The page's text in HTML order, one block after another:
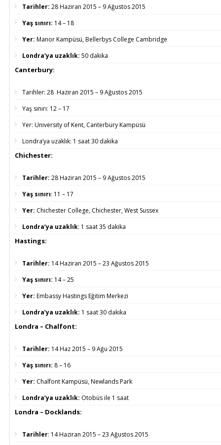
Tarihler: 28 Haziran 2015 – 9 Ağustos 2015
Yaş sınırı: 14 – 18
Yer: Manor Kampüsü, Bellerbys College Cambridge
Londra’ya uzaklık: 50 dakika
Canterbury:
Tarihler: 28 Haziran 2015 – 9 Ağustos 2015
Yaş sınırı: 12 – 17
Yer: University of Kent, Canterbury Kampüsü
Londra’ya uzaklık: 1 saat 30 dakika
Chichester:
Tarihler: 28 Haziran 2015 – 9 Ağustos 2015
Yaş sınırı: 11 – 17
Yer: Chichester College, Chichester, West Sussex
Londra’ya uzaklık: 1 saat 35 dakika
Hastings:
Tarihler: 14 Haziran 2015 – 23 Ağustos 2015
Yaş sınırı: 14 – 25
Yer: Embassy Hastings Eğitim Merkezi
Londra’ya uzaklık: 1 saat 30 dakika
Londra – Chalfont:
Tarihler: 14 Haz 2015 – 9 Ağu 2015
Yaş sınırı: 8 – 16
Yer: Chalfont Kampüsü, Newlands Park
Londra’ya uzaklık: Otobüs ile 1 saat
Londra – Docklands:
Tarihler: 14 Haziran 2015 – 23 Ağustos 2015